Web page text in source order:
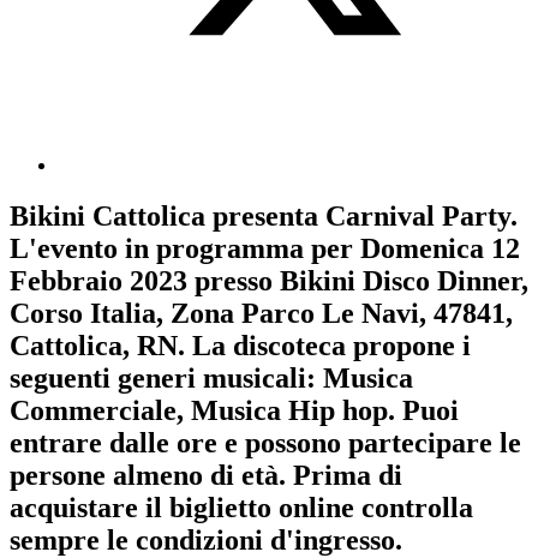
Bikini Cattolica presenta Carnival Party.
L'evento in programma per Domenica 12
Febbraio 2023 presso Bikini Disco Dinner,
Corso Italia, Zona Parco Le Navi, 47841,
Cattolica, RN. La discoteca propone i
seguenti generi musicali: Musica
Commerciale, Musica Hip hop. Puoi
entrare dalle ore e possono partecipare le
persone almeno di età. Prima di
acquistare il biglietto online controlla
sempre le condizioni d'ingresso.